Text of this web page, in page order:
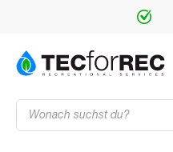
Products
search